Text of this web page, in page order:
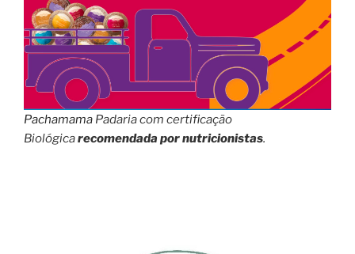
Pachamama Padaria com certificação
Biológicarecomendada por nutricionistas.